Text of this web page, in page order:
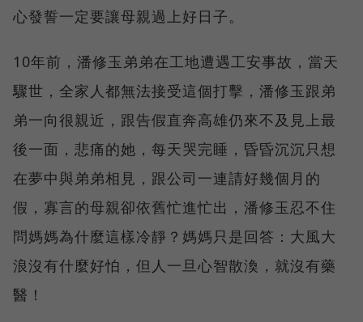
心發誓一定要讓母親過上好日子。
10年前，潘修玉弟弟在工地遭遇工安事故，當天
驟世，全家人都無法接受這個打擊，潘修玉跟弟
弟一向很親近，跟告假直奔高雄仍來不及見上最
後一面，悲痛的她，每天哭完睡，昏昏沉沉只想
在夢中與弟弟相見，跟公司一連請好幾個月的
假，寡言的母親卻依舊忙進忙出，潘修玉忍不住
問媽媽為什麼這樣冷靜？媽媽只是回答：大風大
浪沒有什麼好怕，但人一旦心智散渙，就沒有藥
醫！